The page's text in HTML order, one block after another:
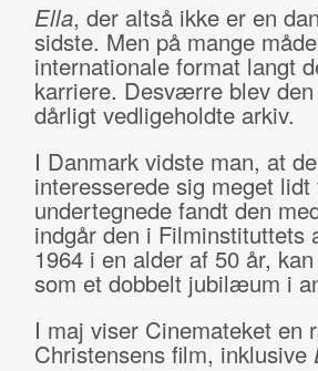
Ella, der altså ikke er en
sidste. Men på mange
internationale format langt
karriere. Desværre blev
dårligt vedligeholdte arkiv.
I Danmark vidste man, at
interesserede sig meget
undertegnede fandt den
indgår den i Filminstituttets
1964 i en alder af 50 år,
som et dobbelt jubilæum i
I maj viser Cinemateket en
Christensens film, inklusive